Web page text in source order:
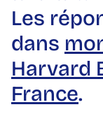
Les
dans
Harvard
France.